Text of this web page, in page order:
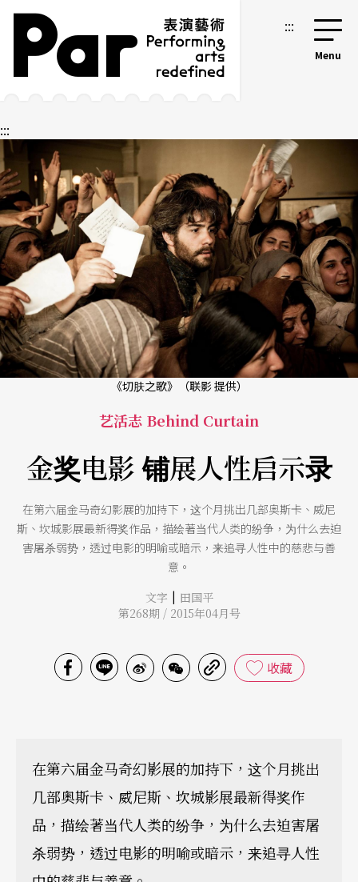
跳到主要内容区块
网站导览 :::
:::
《切肤之歌》（联影 提供）
艺活志 Behind Curtain
金奖电影 铺展人性启示录
在第六届金马奇幻影展的加持下，这个月挑出几部奥斯卡、威尼
斯、坎城影展最新得奖作品，描绘著当代人类的纷争，为什么去迫
害屠杀弱势，透过电影的明喻或暗示，来追寻人性中的慈悲与善
意。
文字 | 田国平
第268期 / 2015年04月号
收藏
在第六届金马奇幻影展的加持下，这个月挑出
几部奥斯卡、威尼斯、坎城影展最新得奖作
品，描绘著当代人类的纷争，为什么去迫害屠
杀弱势，透过电影的明喻或暗示，来追寻人性